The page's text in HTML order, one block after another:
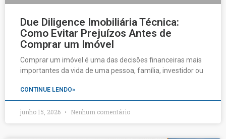
Due Diligence Imobiliária Técnica:
Como Evitar Prejuízos Antes de
Comprar um Imóvel
Comprar um imóvel é uma das decisões financeiras mais
importantes da vida de uma pessoa, família, investidor ou
CONTINUE LENDO»
junho 15, 2026 Nenhum comentário